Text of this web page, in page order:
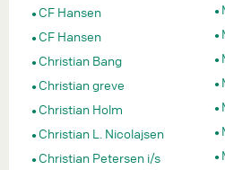
CF Hansen
CF Hansen
Christian Bang
Christian greve
Christian Holm
Christian L. Nicolajsen
Christian Petersen i/s